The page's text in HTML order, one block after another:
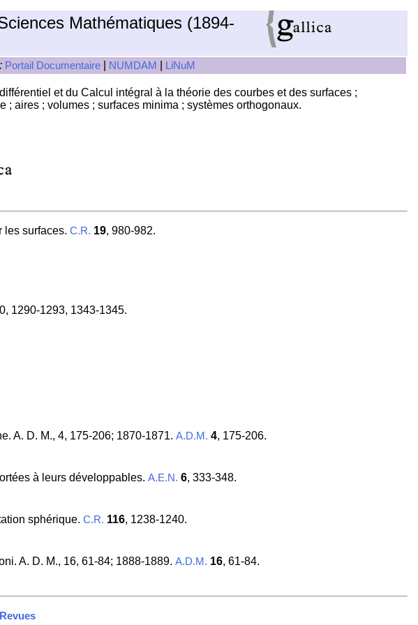
Mathématiques (1894-
Portail Documentaire NUMDAM LiNuM
et du Calcul intégral à la théorie des courbes et des surfaces ;
aires ; volumes ; surfaces minima ; systèmes orthogonaux.
les surfaces. C.R. 19, 980-982.
1290-1293, 1343-1345.
A. D. M., 4, 175-206; 1870-1871. A.D.M. 4, 175-206.
à leurs développables. A.E.N. 6, 333-348.
sphérique. C.R. 116, 1238-1240.
A. D. M., 16, 61-84; 1888-1889. A.D.M. 16, 61-84.
Revues